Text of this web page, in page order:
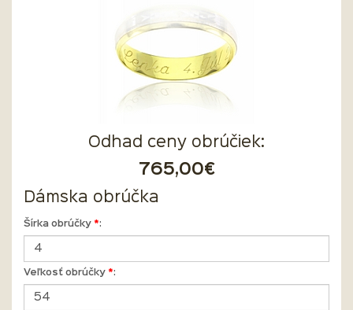
Odhad ceny obrúčiek:
765,00€
Dámska obrúčka
Šírka obrúčky *:
Veľkosť obrúčky *: